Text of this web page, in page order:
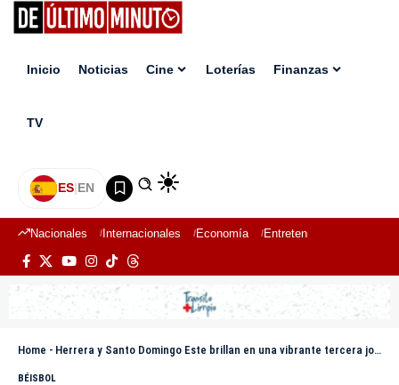
Inicio Noticias Cine Loterías Finanzas
TV
ES|EN
Nacionales Internacionales Economía Entretenimiento
Home - Herrera y Santo Domingo Este brillan en una vibrante tercera jornada de la Liga Nacional de Béisbol
BÉISBOL